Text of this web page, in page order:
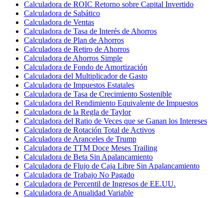
Calculadora de ROIC Retorno sobre Capital Invertido
Calculadora de Sabático
Calculadora de Ventas
Calculadora de Tasa de Interés de Ahorros
Calculadora de Plan de Ahorros
Calculadora de Retiro de Ahorros
Calculadora de Ahorros Simple
Calculadora de Fondo de Amortización
Calculadora del Multiplicador de Gasto
Calculadora de Impuestos Estatales
Calculadora de Tasa de Crecimiento Sostenible
Calculadora del Rendimiento Equivalente de Impuestos
Calculadora de la Regla de Taylor
Calculadora del Ratio de Veces que se Ganan los Intereses
Calculadora de Rotación Total de Activos
Calculadora de Aranceles de Trump
Calculadora de TTM Doce Meses Trailing
Calculadora de Beta Sin Apalancamiento
Calculadora de Flujo de Caja Libre Sin Apalancamiento
Calculadora de Trabajo No Pagado
Calculadora de Percentil de Ingresos de EE.UU.
Calculadora de Anualidad Variable